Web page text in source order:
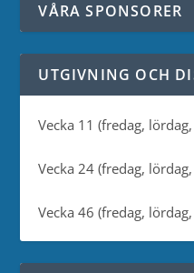
VÅRA SPONSORER
UTGIVNING OCH
Vecka 11 (fredag,
Vecka 24 (fredag,
Vecka 46 (fredag,